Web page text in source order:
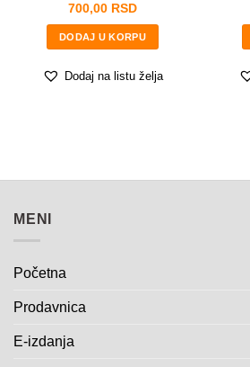
700,00 RSD
DODAJ U KORPU
Dodaj na listu želja
MENI
Početna
Prodavnica
E-izdanja